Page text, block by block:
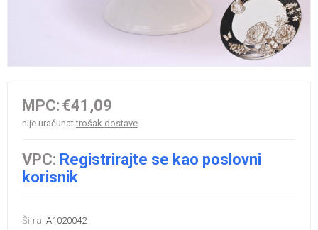
MPC: €41,09
nije uračunattrošak dostave
VPC: Registrirajte se kao poslovni
korisnik
Šifra: A1020042